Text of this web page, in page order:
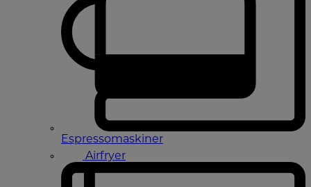
Espressomaskiner
Airfryer